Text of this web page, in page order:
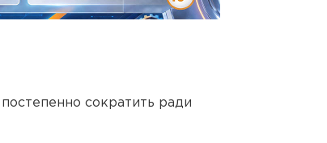
сократить ради